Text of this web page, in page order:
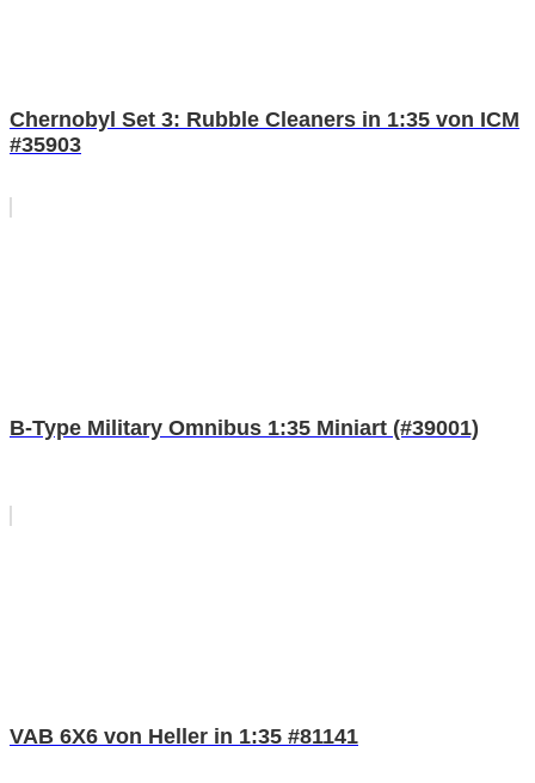
Chernobyl Set 3: Rubble Cleaners in 1:35 von ICM
#35903
B-Type Military Omnibus 1:35 Miniart (#39001)
VAB 6X6 von Heller in 1:35 #81141